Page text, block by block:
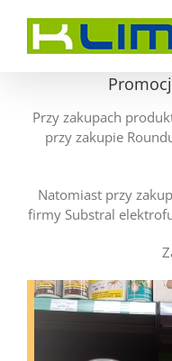
zawartości
Przy zakupach
przy zakupie
Natomiast przy
firmy Substral